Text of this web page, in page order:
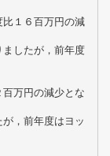
１６百万円の減
したが，前年度
万円の減少とな
，前年度はヨッ